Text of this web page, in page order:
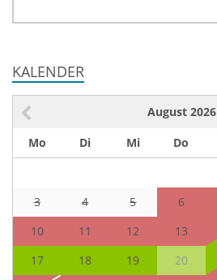
KALENDER
August 2026
Mo
Di Mi Do
3
4 5 6
10
11 12 13
17
18 19 20